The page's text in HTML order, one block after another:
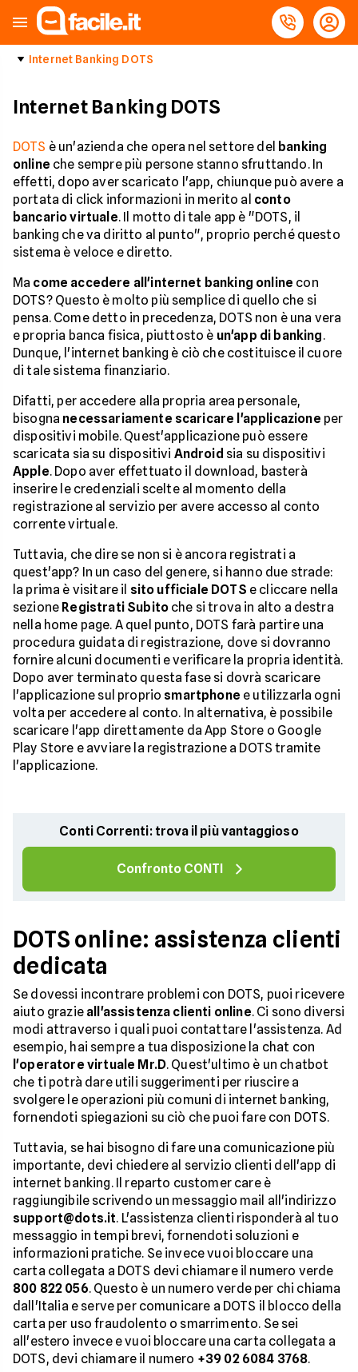
Internet Banking DOTS
Internet Banking DOTS
DOTS è un'azienda che opera nel settore del banking
online che sempre più persone stanno sfruttando. In
effetti, dopo aver scaricato l'app, chiunque può avere a
portata di click informazioni in merito al conto
bancario virtuale. Il motto di tale app è "DOTS, il
banking che va diritto al punto", proprio perché questo
sistema è veloce e diretto.
Ma come accedere all'internet banking online con
DOTS? Questo è molto più semplice di quello che si
pensa. Come detto in precedenza, DOTS non è una vera
e propria banca fisica, piuttosto è un'app di banking.
Dunque, l'internet banking è ciò che costituisce il cuore
di tale sistema finanziario.
Difatti, per accedere alla propria area personale,
bisogna necessariamente scaricare l'applicazione per
dispositivi mobile. Quest'applicazione può essere
scaricata sia su dispositivi Android sia su dispositivi
Apple. Dopo aver effettuato il download, basterà
inserire le credenziali scelte al momento della
registrazione al servizio per avere accesso al conto
corrente virtuale.
Tuttavia, che dire se non si è ancora registrati a
quest'app? In un caso del genere, si hanno due strade:
la prima è visitare il sito ufficiale DOTS e cliccare nella
sezione Registrati Subito che si trova in alto a destra
nella home page. A quel punto, DOTS farà partire una
procedura guidata di registrazione, dove si dovranno
fornire alcuni documenti e verificare la propria identità.
Dopo aver terminato questa fase si dovrà scaricare
l'applicazione sul proprio smartphone e utilizzarla ogni
volta per accedere al conto. In alternativa, è possibile
scaricare l'app direttamente da App Store o Google
Play Store e avviare la registrazione a DOTS tramite
l'applicazione.
Conti Correnti: trova il più vantaggioso
Confronto CONTI
DOTS online: assistenza clienti
dedicata
Se dovessi incontrare problemi con DOTS, puoi ricevere
aiuto grazie all'assistenza clienti online. Ci sono diversi
modi attraverso i quali puoi contattare l'assistenza. Ad
esempio, hai sempre a tua disposizione la chat con
l'operatore virtuale Mr.D. Quest'ultimo è un chatbot
che ti potrà dare utili suggerimenti per riuscire a
svolgere le operazioni più comuni di internet banking,
fornendoti spiegazioni su ciò che puoi fare con DOTS.
Tuttavia, se hai bisogno di fare una comunicazione più
importante, devi chiedere al servizio clienti dell'app di
internet banking. Il reparto customer care è
raggiungibile scrivendo un messaggio mail all'indirizzo
support@dots.it. L'assistenza clienti risponderà al tuo
messaggio in tempi brevi, fornendoti soluzioni e
informazioni pratiche. Se invece vuoi bloccare una
carta collegata a DOTS devi chiamare il numero verde
800 822 056. Questo è un numero verde per chi chiama
dall'Italia e serve per comunicare a DOTS il blocco della
carta per uso fraudolento o smarrimento. Se sei
all'estero invece e vuoi bloccare una carta collegata a
DOTS, devi chiamare il numero +39 02 6084 3768.